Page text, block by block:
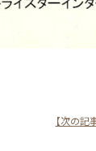
【次の記